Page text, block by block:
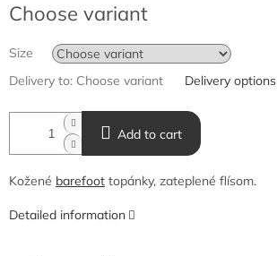
price:
Choose variant
Size
Delivery to: Choose variant Delivery options
Add to cart
Kožené barefoot topánky, zateplené flísom.
Detailed information